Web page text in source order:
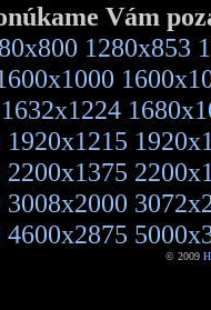
Vám
1280x853
1632x1224
1920x1215
2200x1375
3008x2000
4600x2875
© 2009